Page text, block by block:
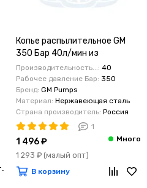
Копье распылительное GM
350 Бар 40л/мин из
нержавеющей стали
Производительность...: 40
Рабочее давление Бар: 350
Бренд: GM Pumps
Материал: Нержавеющая сталь
Страна производитель: Россия
1
1 496 ₽
1 293 ₽ (малый опт)
В корзину